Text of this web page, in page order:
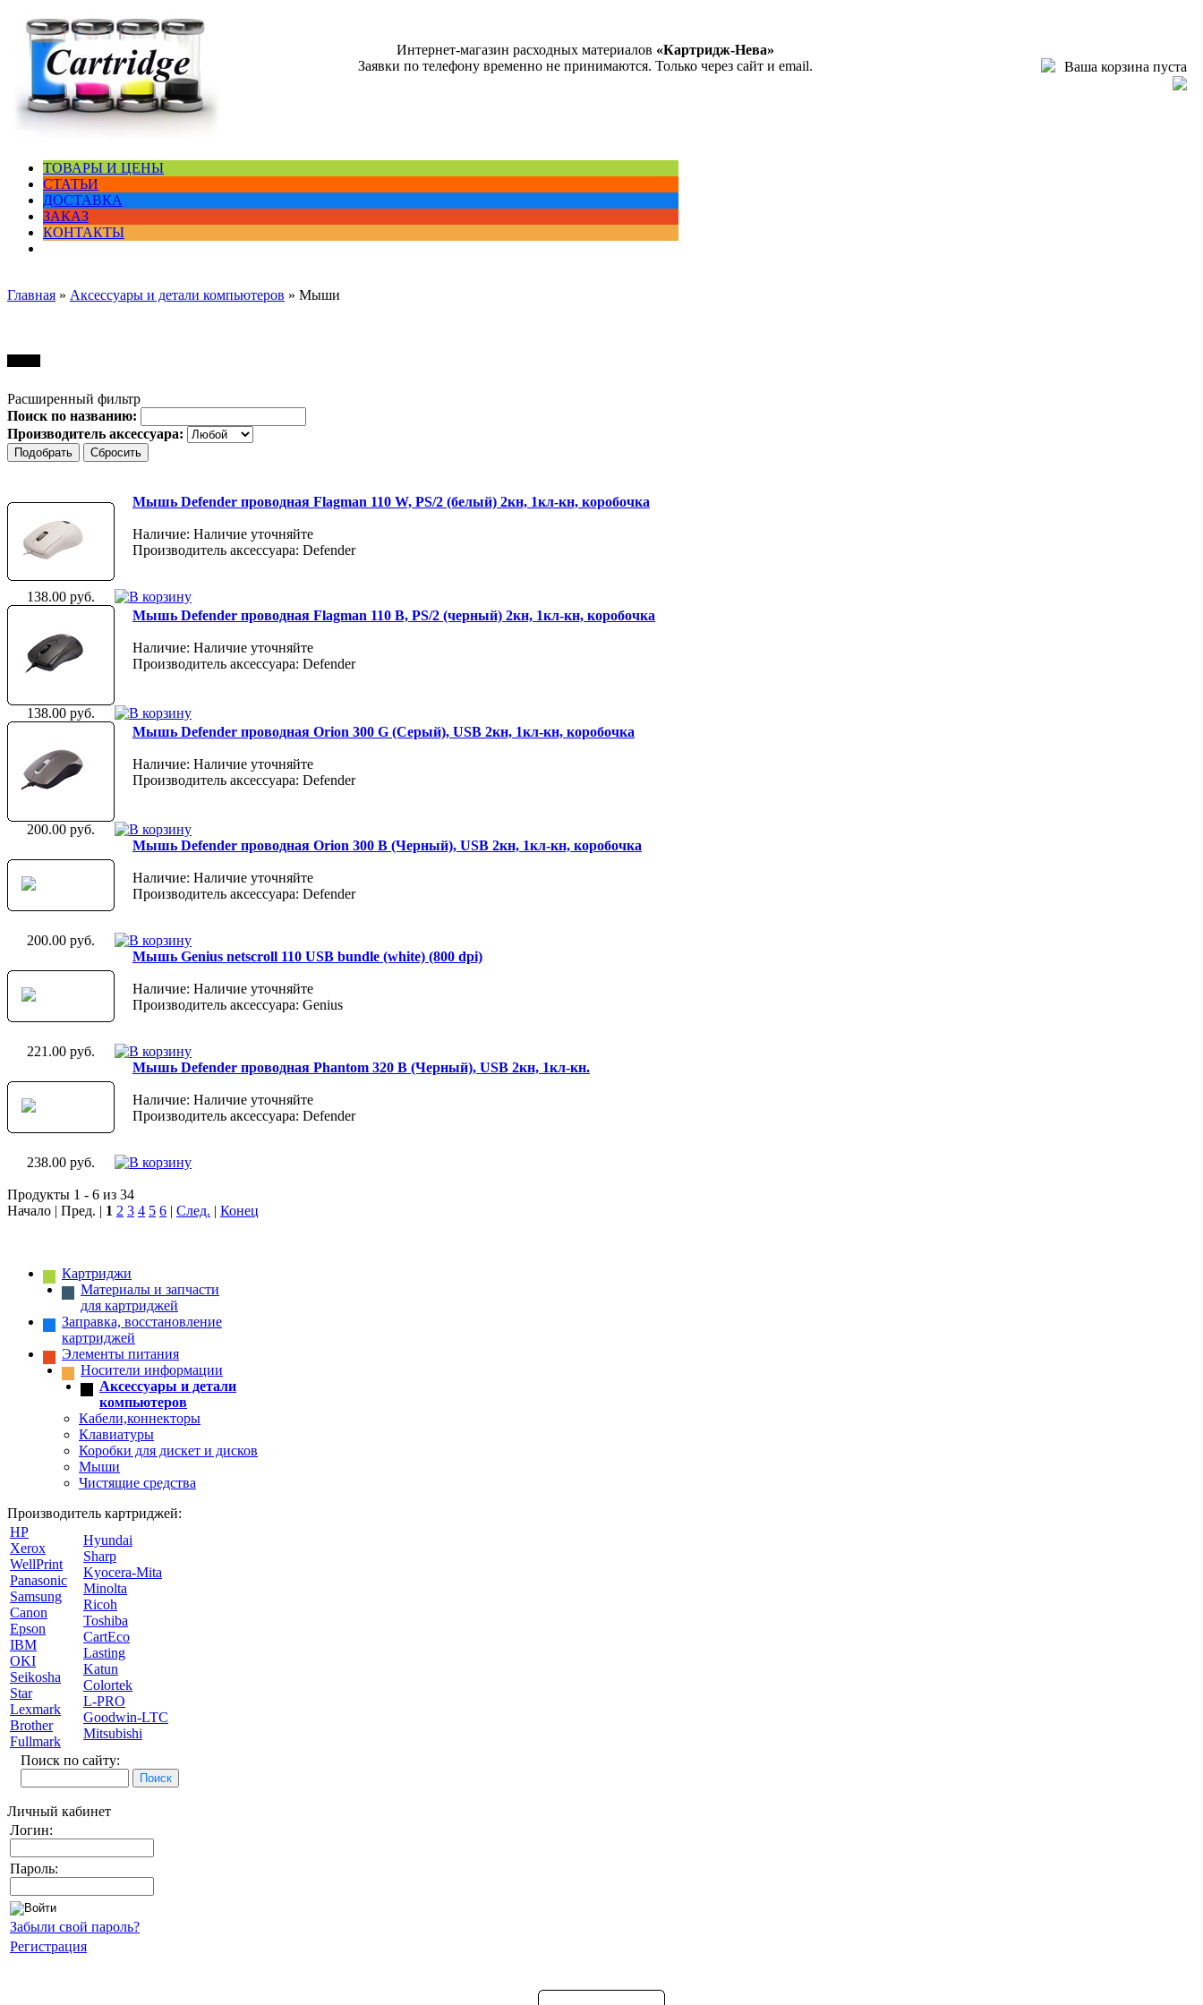
Интернет-магазин расходных материалов «Картридж-Нева»
Заявки по телефону временно не принимаются. Только через сайт и email.
Ваша корзина пуста
ТОВАРЫ И ЦЕНЫ
СТАТЬИ
ДОСТАВКА
ЗАКАЗ
КОНТАКТЫ
Главная » Аксессуары и детали компьютеров » Мыши
Расширенный фильтр
Поиск по названию:
Производитель аксессуара:
Мышь Defender проводная Flagman 110 W, PS/2 (белый) 2кн, 1кл-кн, коробочка
Наличие: Наличие уточняйте
Производитель аксессуара: Defender
138.00 руб.
Мышь Defender проводная Flagman 110 B, PS/2 (черный) 2кн, 1кл-кн, коробочка
Наличие: Наличие уточняйте
Производитель аксессуара: Defender
138.00 руб.
Мышь Defender проводная Orion 300 G (Серый), USB 2кн, 1кл-кн, коробочка
Наличие: Наличие уточняйте
Производитель аксессуара: Defender
200.00 руб.
Мышь Defender проводная Orion 300 B (Черный), USB 2кн, 1кл-кн, коробочка
Наличие: Наличие уточняйте
Производитель аксессуара: Defender
200.00 руб.
Мышь Genius netscroll 110 USB bundle (white) (800 dpi)
Наличие: Наличие уточняйте
Производитель аксессуара: Genius
221.00 руб.
Мышь Defender проводная Phantom 320 B (Черный), USB 2кн, 1кл-кн.
Наличие: Наличие уточняйте
Производитель аксессуара: Defender
238.00 руб.
Продукты 1 - 6 из 34
Начало | Пред. | 1 2 3 4 5 6 | След. | Конец
Картриджи
Материалы и запчасти
для картриджей
Заправка, восстановление
картриджей
Элементы питания
Носители информации
Аксессуары и детали
компьютеров
Кабели,коннекторы
Клавиатуры
Коробки для дискет и дисков
Мыши
Чистящие средства
Производитель картриджей:
HP
Xerox
WellPrint
Panasonic
Samsung
Canon
Epson
IBM
OKI
Seikosha
Star
Lexmark
Brother
Fullmark
Hyundai
Sharp
Kyocera-Mita
Minolta
Ricoh
Toshiba
CartEco
Lasting
Katun
Colortek
L-PRO
Goodwin-LTC
Mitsubishi
Поиск по сайту:
Личный кабинет
Логин:
Пароль:
Забыли свой пароль?
Регистрация